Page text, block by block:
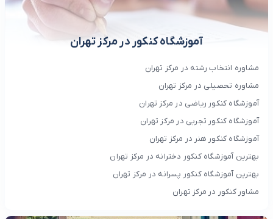
آموزشگاه کنکور در مرکز تهران
مشاوره انتخاب رشته در مرکز تهران
مشاوره تحصیلی در مرکز تهران
آموزشگاه کنکور ریاضی در مرکز تهران
آموزشگاه کنکور تجربی در مرکز تهران
آموزشگاه کنکور هنر در مرکز تهران
بهترین آموزشگاه کنکور دخترانه در مرکز تهران
بهترین آموزشگاه کنکور پسرانه در مرکز تهران
مشاور کنکور در مرکز تهران